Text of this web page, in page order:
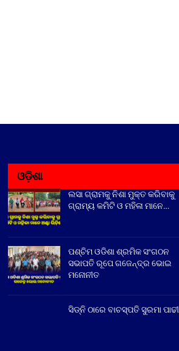
ଓଡ଼ିଶା
ଲସା ଗ୍ରାମକୁ ନିଶା ମୁକ୍ତ କରିବାକୁ
ଗ୍ରାମ୍ୟ କମିଟି ଓ ମହିଳା ମାନେ…
ପଶ୍ଚିମ ଓଡିଶା ଶ୍ରମିକ ସଂଗଠନ
ସଭାପତି ରୂପେ ଗଜେନ୍ଦ୍ର ଭୋଇ
ମନୋନୀତ
ସିଡ୍‌ନି ଠାରେ ବାଚସ୍ପତି ସୁରମା ପାଢୀ